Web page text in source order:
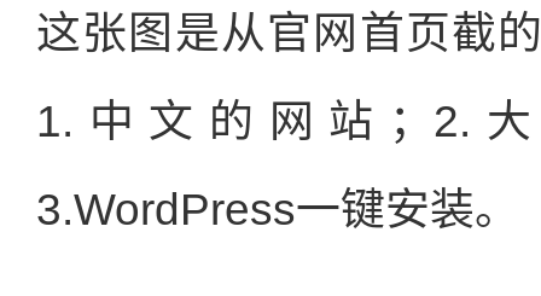
这张图是从官网首页截
1.中文的网站；2.
3.WordPress一键安装。